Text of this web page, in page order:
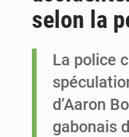
selon la
La police
d’Aaron
gabonais